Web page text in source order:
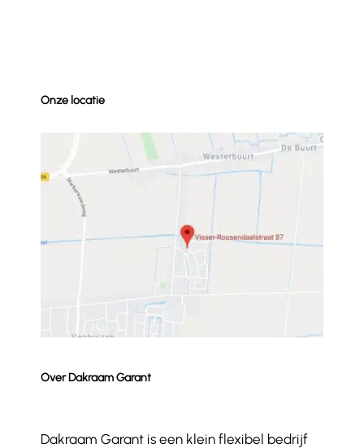
Onze locatie
Over Dakraam Garant
Dakraam Garant is een klein flexibel bedrijf